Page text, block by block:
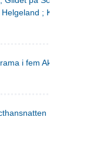
;
i fem Akter
; Fru Inger